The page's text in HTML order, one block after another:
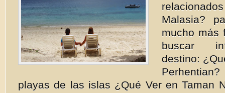
Malasia?
mucho más
buscar
destino:
playas de las islas ¿Qué Ver en Taman